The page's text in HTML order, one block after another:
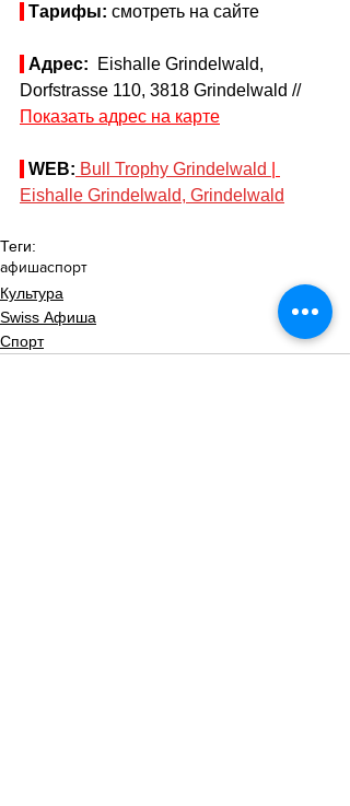
Тарифы: смотреть на сайте
Адрес: Eishalle Grindelwald,
Dorfstrasse 110, 3818 Grindelwald //
Показать адрес на карте
WEB: Bull Trophy Grindelwald
Eishalle Grindelwald, Grindelwald
Теги:
афишаспорт
Культура
Swiss Афиша
Спорт